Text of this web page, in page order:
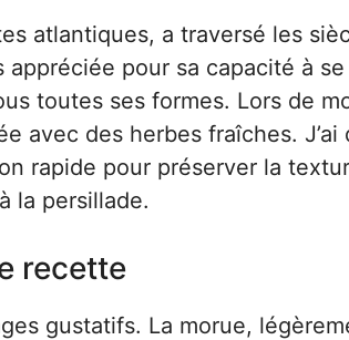
atlantiques, a traversé les
pour sa capacité à
toutes ses formes. Lors de
avec des herbes fraîches.
rapide pour préserver la
la persillade.
recette
gustatifs. La morue,